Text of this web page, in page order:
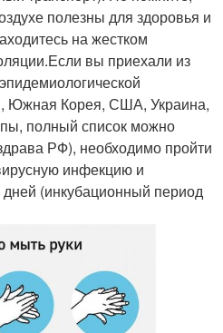
полезны для здоровья и
на жестком
вы приехали из
Южная Корея, США, Украина,
полный список можно
РФ), необходимо пройти
инфекцию и
(инкубационный период